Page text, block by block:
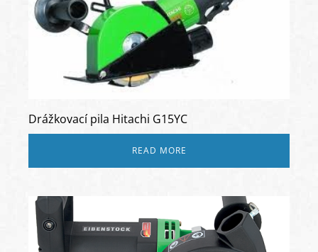
Drážkovací pila Hitachi G15YC
READ MORE